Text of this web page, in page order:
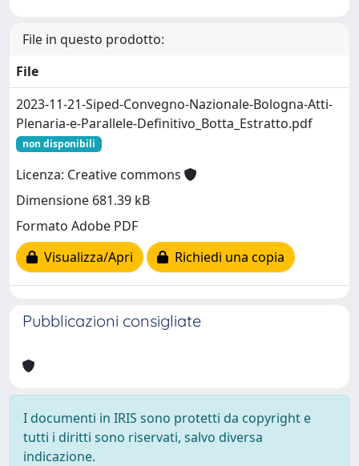
File in questo prodotto:
File
2023-11-21-Siped-Convegno-Nazionale-Bologna-Atti-
Plenaria-e-Parallele-Definitivo_Botta_Estratto.pdf
non disponibili
Licenza: Creative commons
Dimensione 681.39 kB
Formato Adobe PDF
Visualizza/Apri
Richiedi una copia
Pubblicazioni consigliate
I documenti in IRIS sono protetti da copyright e
tutti i diritti sono riservati, salvo diversa
indicazione.